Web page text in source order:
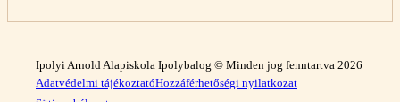
Ipolyi Arnold Alapiskola Ipolybalog © Minden jog fenntartva 2026
Adatvédelmi tájékoztatóHozzáférhetőségi nyilatkozat